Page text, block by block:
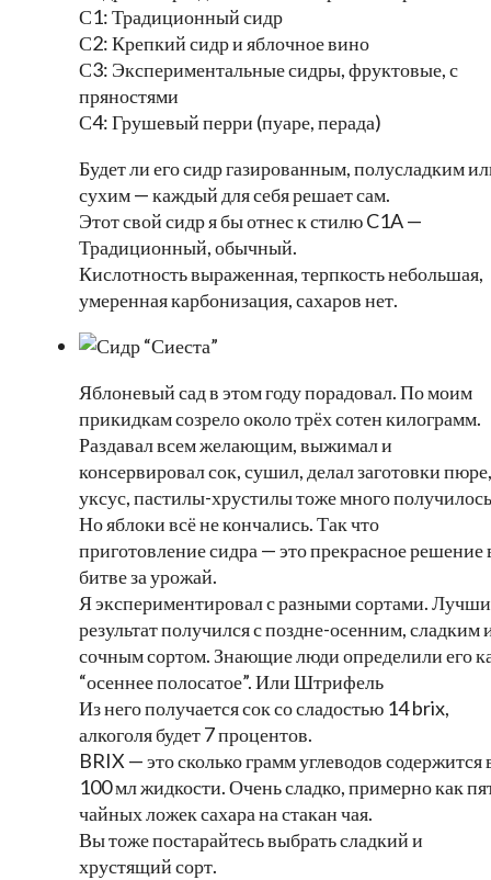
С1: Традиционный сидр
С2: Крепкий сидр и яблочное вино
С3: Экспериментальные сидры, фруктовые, с
пряностями
С4: Грушевый перри (пуаре, перада)
Будет ли его сидр газированным, полусладким
сухим — каждый для себя решает сам.
Этот свой сидр я бы отнес к стилю C1A —
Традиционный, обычный.
Кислотность выраженная, терпкость небольшая,
умеренная карбонизация, сахаров нет.
Яблоневый сад в этом году порадовал. По моим
прикидкам созрело около трёх сотен килограмм.
Раздавал всем желающим, выжимал и
консервировал сок, сушил, делал заготовки пюре,
уксус, пастилы-хрустилы тоже много
Но яблоки всё не кончались. Так что
приготовление сидра — это прекрасное решение
битве за урожай.
Я экспериментировал с разными сортами.
результат получился с поздне-осенним, сладким
сочным сортом. Знающие люди определили его
“осеннее полосатое”. Или Штрифель
Из него получается сок со сладостью 14 brix,
алкоголя будет 7 процентов.
BRIX — это сколько грамм углеводов содержится
100 мл жидкости. Очень сладко, примерно как
чайных ложек сахара на стакан чая.
Вы тоже постарайтесь выбрать сладкий и
хрустящий сорт.